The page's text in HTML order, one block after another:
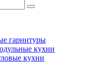
гарнитуры
кухни
кухни